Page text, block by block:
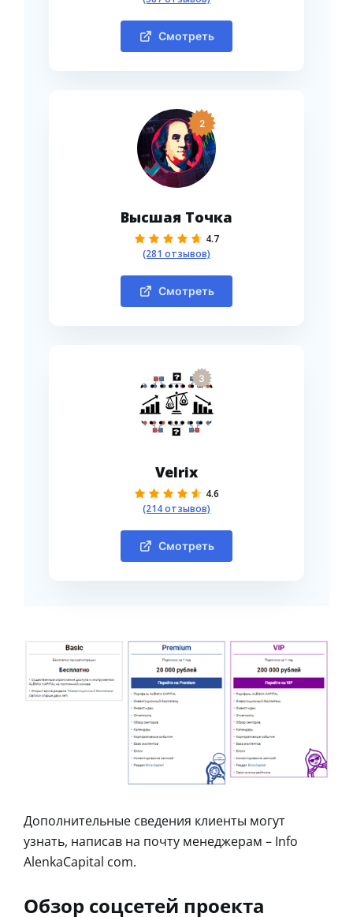
Смотреть
2
Высшая Точка
4.7
(281 отзывов)
Смотреть
3
Velrix
4.6
(214 отзывов)
Смотреть
Дополнительные сведения клиенты могут
узнать, написав на почту менеджерам – Info
AlenkaCapital com.
Обзор соцсетей проекта